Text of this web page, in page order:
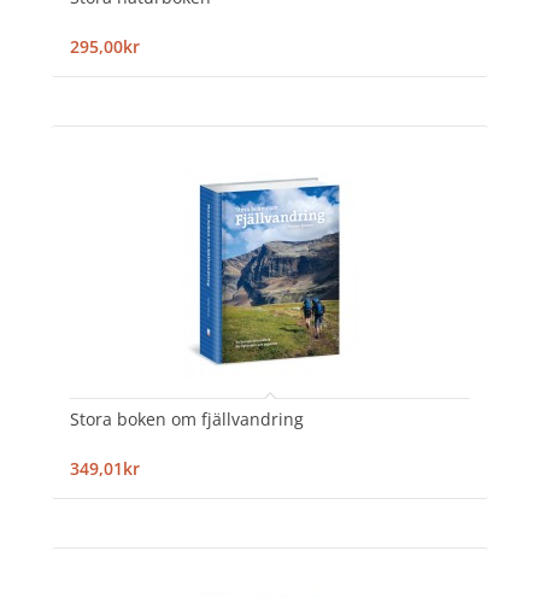
295,00kr
Stora boken om fjällvandring
349,01kr